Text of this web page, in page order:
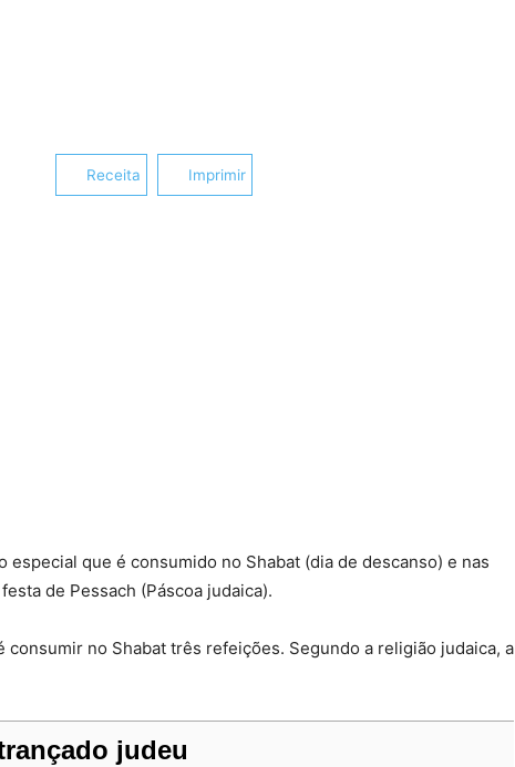
Receita Imprimir
especial que é consumido no Shabat (dia de descanso) e nas
de Pessach (Páscoa judaica).
consumir no Shabat três refeições. Segundo a religião judaica, a
judeu